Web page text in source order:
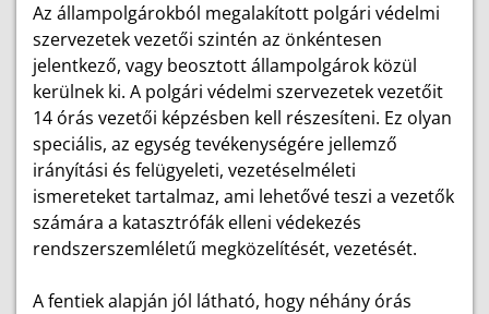
Az állampolgárokból megalakított polgári védelmi
szervezetek vezetői szintén az önkéntesen
jelentkező, vagy beosztott állampolgárok közül
kerülnek ki. A polgári védelmi szervezetek vezetőit
14 órás vezetői képzésben kell részesíteni. Ez olyan
speciális, az egység tevékenységére jellemző
irányítási és felügyeleti, vezetéselméleti
ismereteket tartalmaz, ami lehetővé teszi a vezetők
számára a katasztrófák elleni védekezés
rendszerszemléletű megközelítését, vezetését.
A fentiek alapján jól látható, hogy néhány órás